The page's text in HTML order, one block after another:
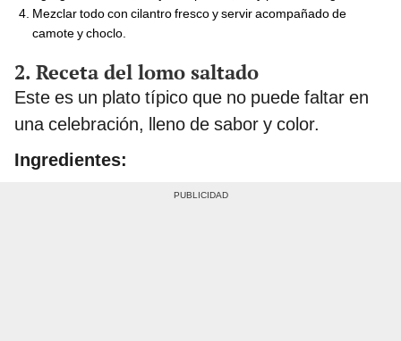
Mezclar todo con cilantro fresco y servir acompañado de
camote y choclo.
2. Receta del lomo saltado
Este es un plato típico que no puede faltar en
una celebración, lleno de sabor y color.
Ingredientes: